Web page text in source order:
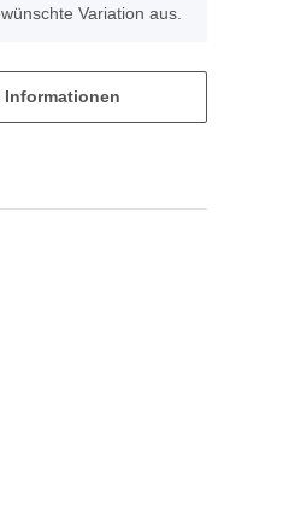
Variation aus.
Informationen